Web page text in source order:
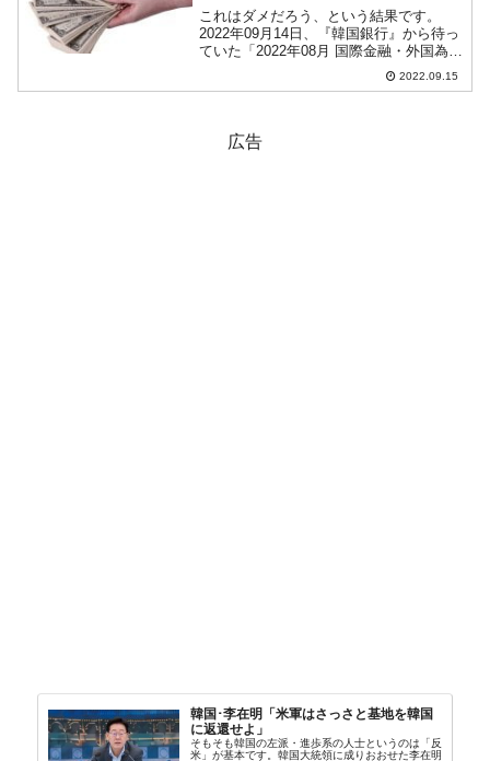
これはダメだろう、という結果です。
2022年09月14日、『韓国銀行』から待っ
ていた「2022年08月 国際金融・外国為替
市場動向」の資料が出ました。韓国の金
融当局は、これまで懸念される資金流出
2022.09.15
広告
韓国･李在明「米軍はさっさと基地を韓国
に返還せよ」
そもそも韓国の左派・進歩系の人士というのは「反
米」が基本です。韓国大統領に成りおおせた李在明